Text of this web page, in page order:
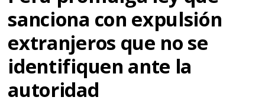
sanciona con expulsión
extranjeros que no se
identifiquen ante la
autoridad